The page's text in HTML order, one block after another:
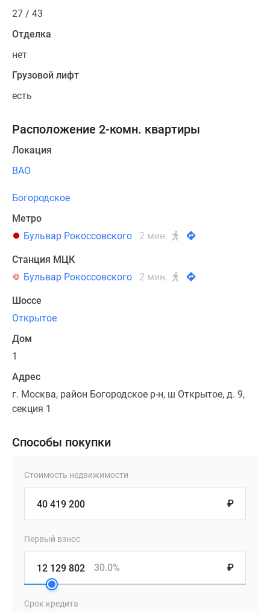
27 / 43
Отделка
нет
Грузовой лифт
есть
Расположение 2-комн. квартиры
Локация
ВАО
Богородское
Метро
Бульвар Рокоссовского
2 мин.
Станция МЦК
Бульвар Рокоссовского
2 мин.
Шоссе
Открытое
Дом
1
Адрес
г. Москва, район Богородское р-н, ш Открытое, д. 9,
секция 1
Способы покупки
Стоимость недвижимости
₽
Первый взнос
₽
30.0%
Срок кредита